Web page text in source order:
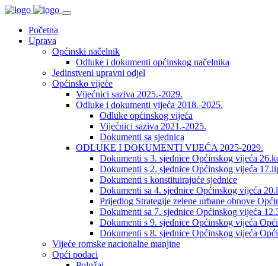
Početna
Uprava
Općinski načelnik
Odluke i dokumenti općinskog načelnika
Jedinstveni upravni odjel
Općinsko vijeće
Vijećnici saziva 2025.-2029.
Odluke i dokumenti vijeća 2018.-2025.
Odluke općinskog vijeća
Vijećnici saziva 2021.-2025.
Dokumenti sa sjednica
ODLUKE I DOKUMENTI VIJEĆA 2025-2029.
Dokumenti s 3. sjednice Općinskog vijeća
Dokumenti s 2. sjednice Općinskog vijeća
Dokumenti s konstituirajuće sjednice
Dokumenti sa 4. sjednice Općinskog vijeća
Prijedlog Strategije zelene urbane obnove
Dokumenti sa 7. sjednice Općinskog vijeća
Dokumenti s 9. sjednice Općinskog vijeća
Dokumenti s 8. sjednice Općinskog vijeća
Vijeće romske nacionalne manjine
Opći podaci